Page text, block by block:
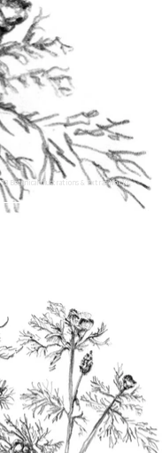
13 Botanical Illustrations & Extras No. 10